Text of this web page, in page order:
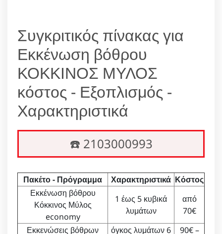
Συγκριτικός πίνακας για
Εκκένωση βόθρου
ΚΟΚΚΙΝΟΣ ΜΥΛΟΣ
κόστος - Εξοπλισμός -
Χαρακτηριστικά
☎️ 2103000993
Πακέτο - Πρόγραμμα Χαρακτηριστικά Κόστος
Εκκένωση βόθρου
Κόκκινος Μύλος
economy
1 έως 5 κυβικά
λυμάτων
από
70€
Εκκενώσεις βόθρων
όγκος λυμάτων 6
90€ –